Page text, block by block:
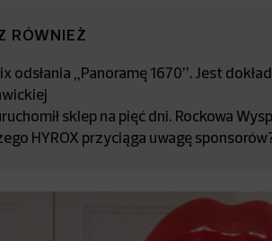
RÓWNIEŻ
odsłania „Panoramę 1670”. Jest
sklep na pięć dni. Rockowa
HYROX przyciąga uwagę